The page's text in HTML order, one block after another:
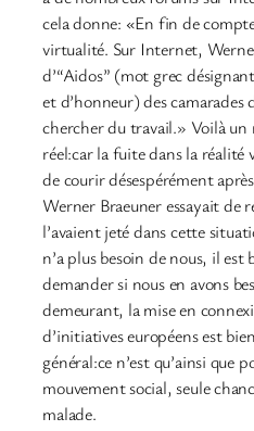
cela donne: «En fin de
virtualité. Sur Internet,
d’“Aidos” (mot grec
et d’honneur) des camarades
chercher du travail.» Voilà
réel:car la fuite dans la
de courir désespérément
Werner Braeuner essayait de
l’avaient jeté dans cette
n’a plus besoin de nous, il est
demander si nous en avons
demeurant, la mise en
d’initiatives européens est
général:ce n’est qu’ainsi que
mouvement social, seule
malade.